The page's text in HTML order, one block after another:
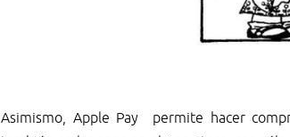
Asimismo, Apple Pay permite hacer